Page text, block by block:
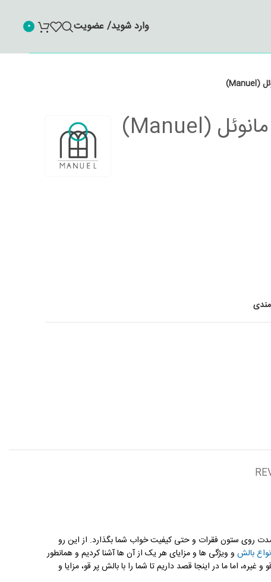
وارد شوید/ عضویت 0
مدت روی ستون فقرات و حتی کیفیت خواب شما بگذارد. از این رو
بالش و ویژگی ها و مزایای هر یک از آن ها آشنا کردیم و همانطور
و غیره، اما ما در اینجا قصد داریم تا شما را با بالش پر قو، مزایا و